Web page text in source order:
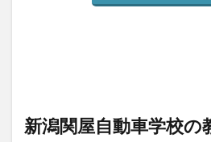
新潟関屋自動車学校の